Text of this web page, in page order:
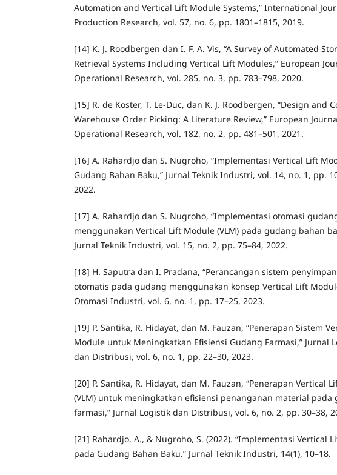
Automation and Vertical Lift Module Systems,” International
Production Research, vol. 57, no. 6, pp. 1801–1815, 2019.
[14] K. J. Roodbergen dan I. F. A. Vis, “A Survey of Automated
Retrieval Systems Including Vertical Lift Modules,” European
Operational Research, vol. 285, no. 3, pp. 783–798, 2020.
[15] R. de Koster, T. Le-Duc, dan K. J. Roodbergen, “Design and
Warehouse Order Picking: A Literature Review,” European
Operational Research, vol. 182, no. 2, pp. 481–501, 2021.
[16] A. Rahardjo dan S. Nugroho, “Implementasi Vertical Lift
Gudang Bahan Baku,” Jurnal Teknik Industri, vol. 14, no. 1, pp.
2022.
[17] A. Rahardjo dan S. Nugroho, “Implementasi otomasi
menggunakan Vertical Lift Module (VLM) pada gudang bahan
Jurnal Teknik Industri, vol. 15, no. 2, pp. 75–84, 2022.
[18] H. Saputra dan I. Pradana, “Perancangan sistem
otomatis pada gudang menggunakan konsep Vertical Lift
Otomasi Industri, vol. 6, no. 1, pp. 17–25, 2023.
[19] P. Santika, R. Hidayat, dan M. Fauzan, “Penerapan Sistem
Module untuk Meningkatkan Efisiensi Gudang Farmasi,” Jurnal
dan Distribusi, vol. 6, no. 1, pp. 22–30, 2023.
[20] P. Santika, R. Hidayat, dan M. Fauzan, “Penerapan Vertical
(VLM) untuk meningkatkan efisiensi penanganan material pada
farmasi,” Jurnal Logistik dan Distribusi, vol. 6, no. 2, pp. 30–38,
[21] Rahardjo, A., & Nugroho, S. (2022). “Implementasi Vertical
pada Gudang Bahan Baku.” Jurnal Teknik Industri, 14(1), 10–18.